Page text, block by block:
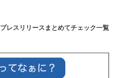
プレスリリースまとめてチェック一覧